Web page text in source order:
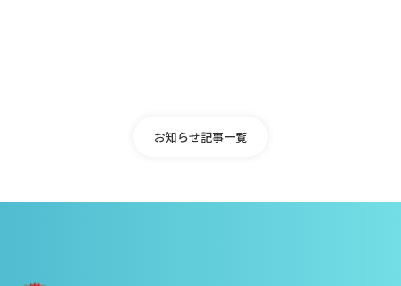
お知らせ記事一覧